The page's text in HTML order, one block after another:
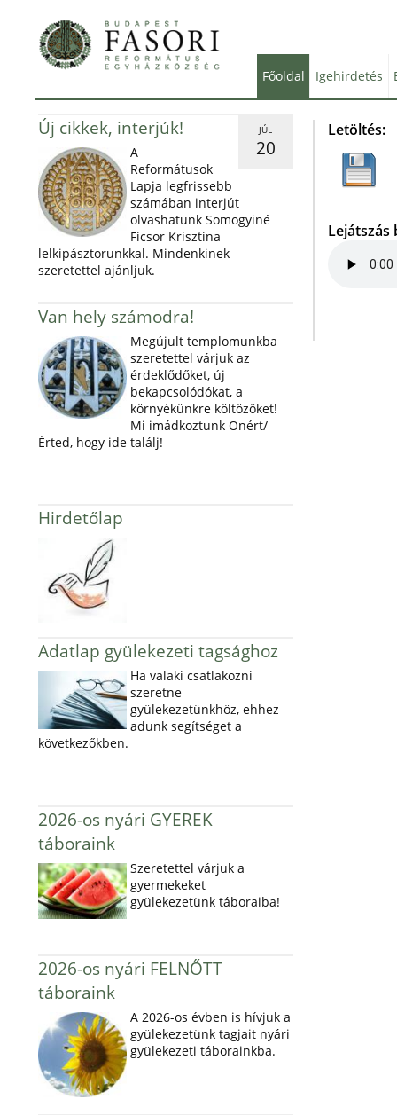
Főoldal Igehirdetés
JÚL
20
Új cikkek, interjúk!
A
Reformátusok
Lapja legfrissebb
számában interjút
olvashatunk Somogyiné
Ficsor Krisztina
lelkipásztorunkkal. Mindenkinek
szeretettel ajánljuk.
Van hely számodra!
Megújult templomunkba
szeretettel várjuk az
érdeklődőket, új
bekapcsolódókat, a
környékünkre költözőket!
Mi imádkoztunk Önért/
Érted, hogy ide találj!
Hirdetőlap
Adatlap gyülekezeti tagsághoz
Ha valaki csatlakozni
szeretne
gyülekezetünkhöz, ehhez
adunk segítséget a
következőkben.
2026-os nyári GYEREK
táboraink
Szeretettel várjuk a
gyermekeket
gyülekezetünk táboraiba!
2026-os nyári FELNŐTT
táboraink
A 2026-os évben is hívjuk a
gyülekezetünk tagjait nyári
gyülekezeti táborainkba.
Letöltés:
Lejátszás